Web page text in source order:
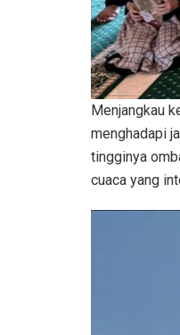
Menjangkau
menghadapi
tingginya
cuaca yang